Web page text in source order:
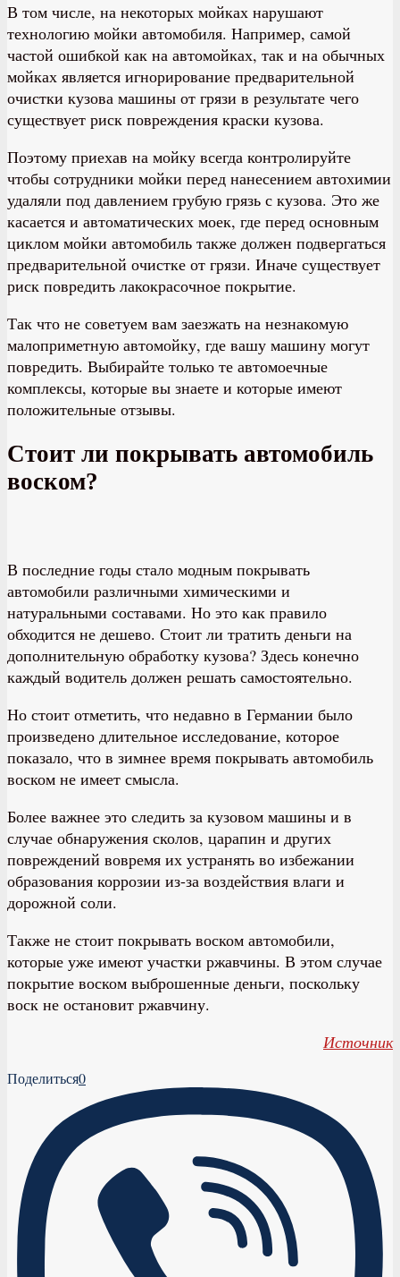
В том числе, на некоторых мойках нарушают
технологию мойки автомобиля. Например, самой
частой ошибкой как на автомойках, так и на обычных
мойках является игнорирование предварительной
очистки кузова машины от грязи в результате чего
существует риск повреждения краски кузова.
Поэтому приехав на мойку всегда контролируйте
чтобы сотрудники мойки перед нанесением автохимии
удаляли под давлением грубую грязь с кузова. Это же
касается и автоматических моек, где перед основным
циклом мойки автомобиль также должен подвергаться
предварительной очистке от грязи. Иначе существует
риск повредить лакокрасочное покрытие.
Так что не советуем вам заезжать на незнакомую
малоприметную автомойку, где вашу машину могут
повредить. Выбирайте только те автомоечные
комплексы, которые вы знаете и которые имеют
положительные отзывы.
Стоит ли покрывать автомобиль
воском?
В последние годы стало модным покрывать
автомобили различными химическими и
натуральными составами. Но это как правило
обходится не дешево. Стоит ли тратить деньги на
дополнительную обработку кузова? Здесь конечно
каждый водитель должен решать самостоятельно.
Но стоит отметить, что недавно в Германии было
произведено длительное исследование, которое
показало, что в зимнее время покрывать автомобиль
воском не имеет смысла.
Более важнее это следить за кузовом машины и в
случае обнаружения сколов, царапин и других
повреждений вовремя их устранять во избежании
образования коррозии из-за воздействия влаги и
дорожной соли.
Также не стоит покрывать воском автомобили,
которые уже имеют участки ржавчины. В этом случае
покрытие воском выброшенные деньги, поскольку
воск не остановит ржавчину.
Источник
Поделиться0